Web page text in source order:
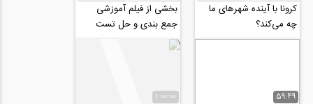
کرونا با آینده شهرهای ما
چه می‌کند؟
بخشی از فیلم آموزشی
جمع بندی و حل تست
تئوری الاستیسیته (آمادگی
کنکور دکتری ۹۹)
59:49
1:00:00